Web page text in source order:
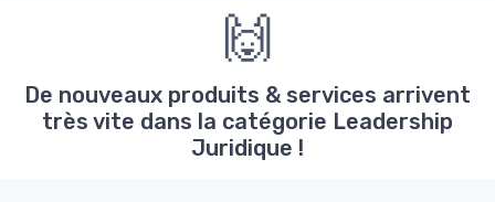
🙌
De nouveaux produits & services arrivent
très vite dans la catégorie Leadership
Juridique !